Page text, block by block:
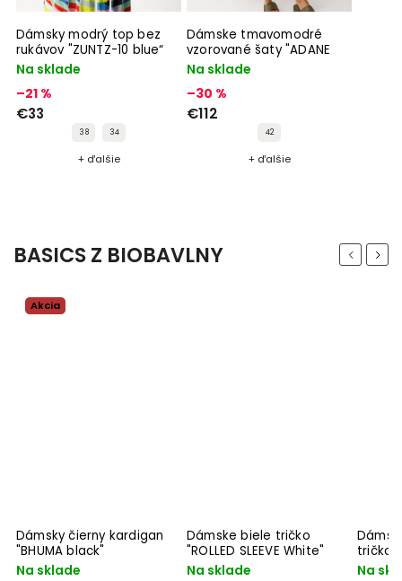
Dámsky modrý top bez
rukávov "ZUNTZ-10 blue“
Na sklade
–21 %
€33
38 34
+ ďalšie
Dámske tmavomodré
vzorované šaty "ADANE
camo“
Na sklade
–30 %
€112
42
+ ďalšie
BASICS Z BIOBAVLNY Previous
Akcia
Dámsky čierny kardigan
"BHUMA black"
Na sklade
Dámske biele tričko
"ROLLED SLEEVE White"
Na sklade
tričko
Black"
Na
Next